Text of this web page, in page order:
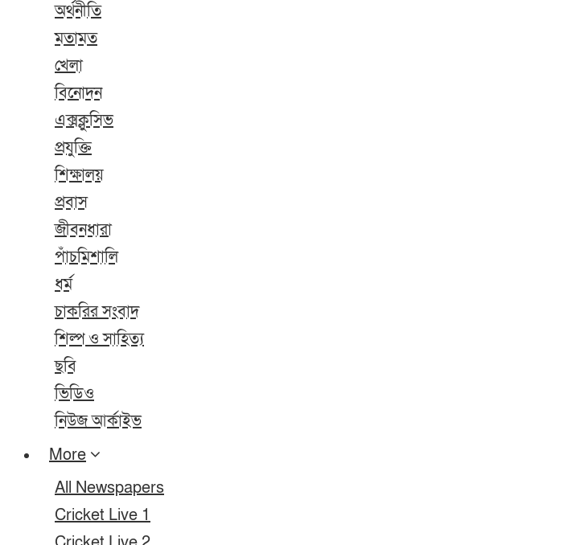
অর্থনীতি
মতামত
খেলা
বিনোদন
এক্সক্লুসিভ
প্রযুক্তি
শিক্ষালয়
প্রবাস
জীবনধারা
পাঁচমিশালি
ধর্ম
চাকরির সংবাদ
শিল্প ও সাহিত্য
ছবি
ভিডিও
নিউজ আর্কাইভ
More
All Newspapers
Cricket Live 1